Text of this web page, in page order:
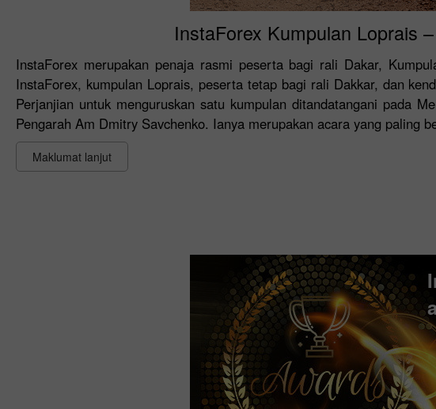
InstaForex Kumpulan Loprais
InstaForex merupakan penaja rasmi peserta bagi rali Dakar,
InstaForex, kumpulan Loprais, peserta tetap bagi rali Dakkar, dan
Perjanjian untuk menguruskan satu kumpulan ditandatangani pada
Pengarah Am Dmitry Savchenko. Ianya merupakan acara yang paling
Maklumat lanjut